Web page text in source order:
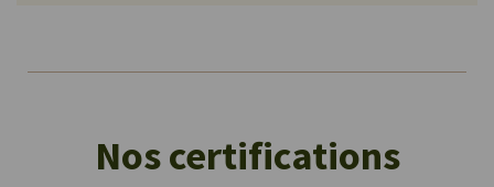
Nos certifications